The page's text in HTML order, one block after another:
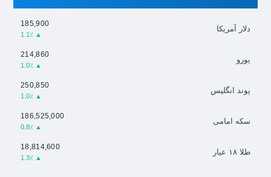
دلار آمریکا
185,900
▲ 1.1٪
یورو
214,860
▲ 1.0٪
پوند انگلیس
250,850
▲ 1.0٪
سکه امامی
186,525,000
▲ 0.8٪
طلا ۱۸ عیار
18,814,600
▲ 1.3٪